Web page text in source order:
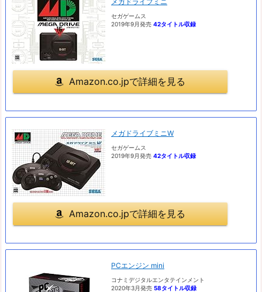
セガゲームス
2019年9月発売 42タイトル収録
Amazon.co.jpで詳細を見る
メガドライブミニW
セガゲームス
2019年9月発売 42タイトル収録
Amazon.co.jpで詳細を見る
PCエンジン mini
コナミデジタルエンタテインメント
2020年3月発売 58タイトル収録